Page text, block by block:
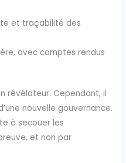
et traçabilité des
avec comptes rendus
révélateur. Cependant, il
nouvelle gouvernance.
à secouer les
et non par